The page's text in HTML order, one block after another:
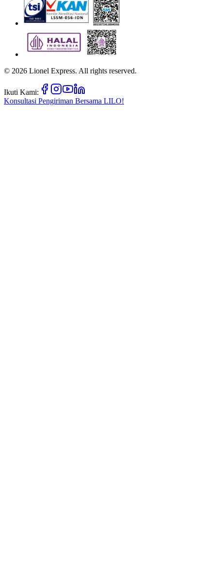
© 2026 Lionel Express. All rights reserved.
Ikuti Kami:
Konsultasi Pengiriman Bersama LILO!